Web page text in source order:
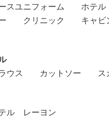
スユニフォーム ホテル
クリニック
キャビ
ウス カットソー
ル レーヨン